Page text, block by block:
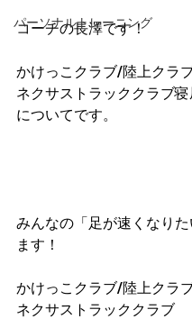
パーソナルトレーニング
コーチの長澤です！
かけっこクラブ/陸上クラ
ネクサストラッククラブ
についてです。
みんなの「足が速くなりた
ます！
かけっこクラブ/陸上クラ
ネクサストラッククラブ